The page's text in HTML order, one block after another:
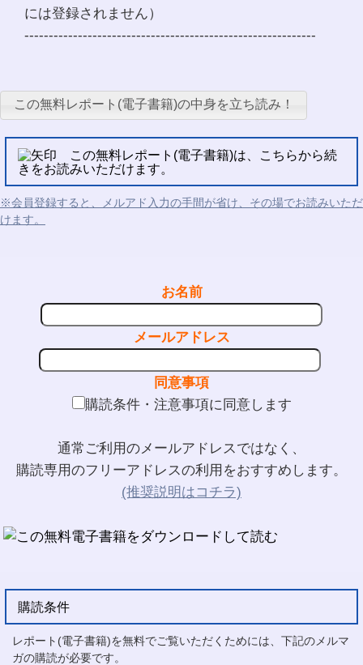
には登録されません）
------------------------------------------------------------
この無料レポート(電子書籍)の中身を立ち読み！
この無料レポート(電子書籍)は、こちらから続
きをお読みいただけます。
※会員登録すると、メルアド入力の手間が省け、その場でお読みいただ
けます。
お名前
メールアドレス
同意事項
購読条件・注意事項に同意します
通常ご利用のメールアドレスではなく、
購読専用のフリーアドレスの利用をおすすめします。
(推奨説明はコチラ)
購読条件
レポート(電子書籍)を無料でご覧いただくためには、下記のメルマ
ガの購読が必要です。